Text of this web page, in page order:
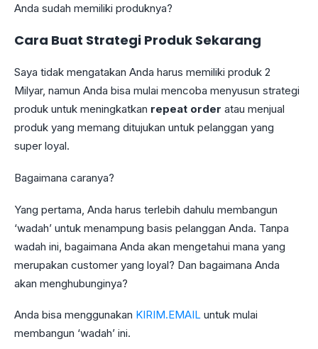
Anda sudah memiliki produknya?
Cara Buat Strategi Produk Sekarang
Saya tidak mengatakan Anda harus memiliki produk 2
Milyar, namun Anda bisa mulai mencoba menyusun strategi
produk untuk meningkatkan repeat order atau menjual
produk yang memang ditujukan untuk pelanggan yang
super loyal.
Bagaimana caranya?
Yang pertama, Anda harus terlebih dahulu membangun
‘wadah’ untuk menampung basis pelanggan Anda. Tanpa
wadah ini, bagaimana Anda akan mengetahui mana yang
merupakan customer yang loyal? Dan bagaimana Anda
akan menghubunginya?
Anda bisa menggunakan KIRIM.EMAIL untuk mulai
membangun ‘wadah’ ini.